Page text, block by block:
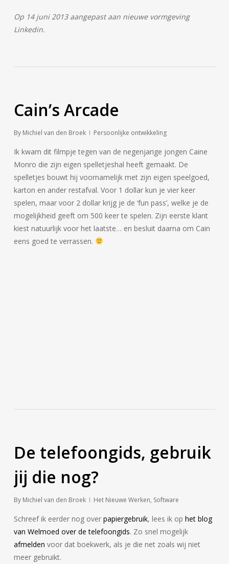
Op 14 juni 2013 aangepast aan nieuwe vormgeving
Linkedin.
Cain’s Arcade
By Michiel van den Broek Persoonlijke ontwikkeling
Ik kwam dit filmpje tegen van de negenjarige jongen Caine
Monro die zijn eigen spelletjeshal heeft gemaakt. De
spelletjes bouwt hij voornamelijk met zijn eigen speelgoed,
karton en ander restafval. Voor 1 dollar kun je vier keer
spelen, maar voor 2 dollar krijg je de ‘fun pass’, welke je de
mogelijkheid geeft om 500 keer te spelen. Zijn eerste klant
kiest natuurlijk voor het laatste… en besluit daarna om Cain
eens goed te verrassen.
De telefoongids, gebruik
jij die nog?
By Michiel van den Broek Het Nieuwe Werken, Software
Schreef ik eerder nog over papiergebruik, lees ik op het blog
van Welmoed over de telefoongids. Zo snel mogelijk
afmelden voor dat boekwerk, als je die net zoals wij niet
meer gebruikt.